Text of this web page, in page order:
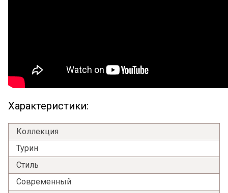
Характеристики:
Коллекция
Турин
Стиль
Современный